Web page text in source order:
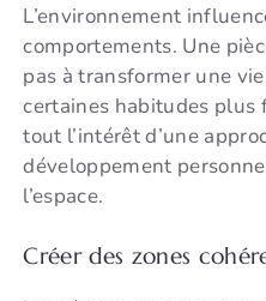
L’environnement
comportements. Une
pas à transformer une
certaines habitudes plus
tout l’intérêt d’une
développement
l’espace.
Créer des zones